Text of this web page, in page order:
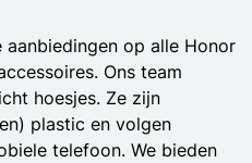
op alle Honor
Ons team
hoesjes. Ze zijn
plastic en volgen
telefoon. We bieden